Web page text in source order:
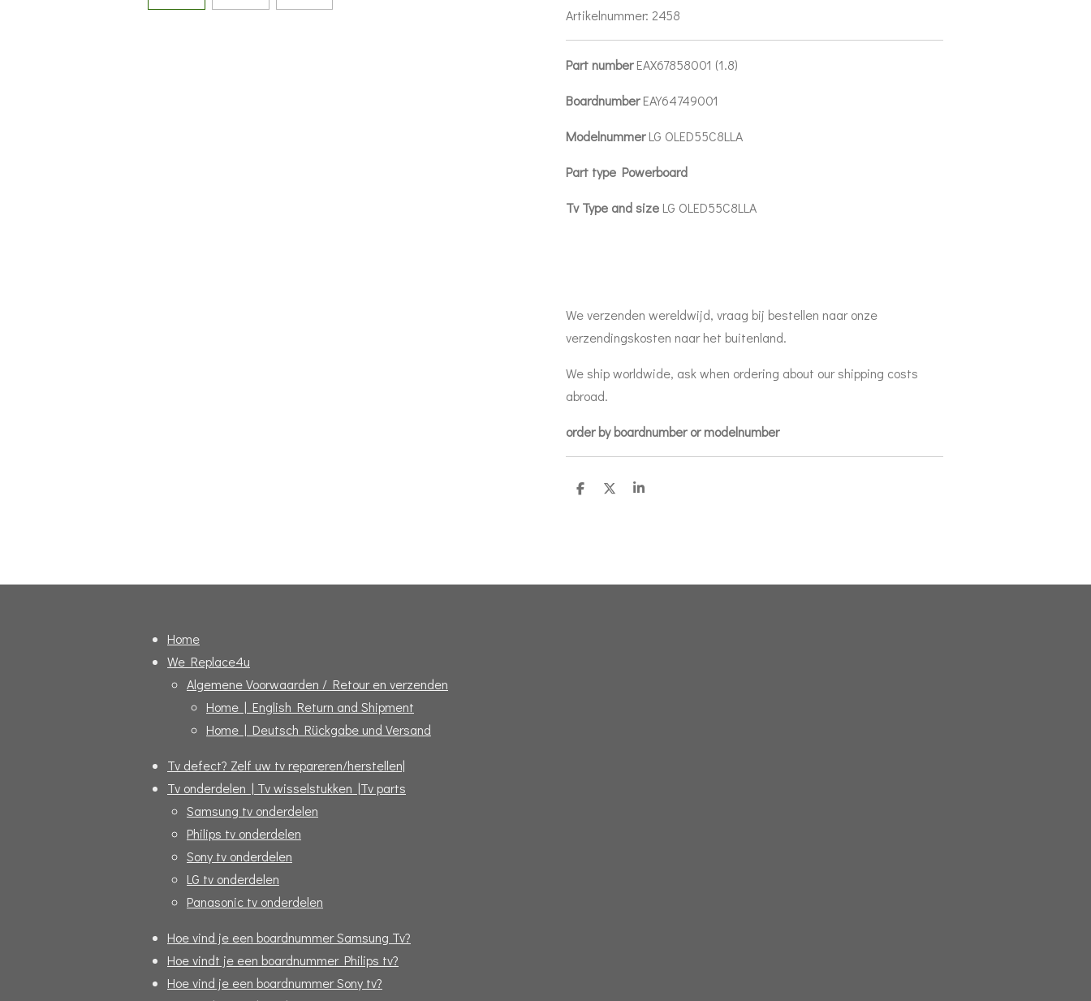
Artikelnummer: 2458
Part numberEAX67858001 (1.8)
BoardnumberEAY64749001
ModelnummerLG OLED55C8LLA
Part type Powerboard
Tv Type and size LG OLED55C8LLA
We verzenden wereldwijd, vraag bij bestellen naar onze
verzendingskosten naar het buitenland.
We ship worldwide, ask when ordering about our shipping costs
abroad.
order by boardnumber or modelnumber
D
D
S
Home
We Replace4u
Algemene Voorwaarden / Retour en verzenden
Home | English Return and Shipment
Home | Deutsch Rückgabe und Versand
Tv defect? Zelf uw tv repareren/herstellen|
Tv onderdelen | Tv wisselstukken |Tv parts
Samsung tv onderdelen
Philips tv onderdelen
Sony tv onderdelen
LG tv onderdelen
Panasonic tv onderdelen
Hoe vind je een boardnummer Samsung Tv?
Hoe vindt je een boardnummer Philips tv?
Hoe vind je een boardnummer Sony tv?